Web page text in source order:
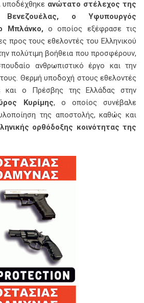
υποδέχθηκε ανώτατο στέλεχος της
ο Υφυπουργός
Μπλάνκο, ο οποίος εξέφρασε τις
προς τους εθελοντές του Ελληνικού
πολύτιμη βοήθεια που προσφέρουν,
ανθρωπιστικό έργο και την
Θερμή υποδοχή στους εθελοντές
και ο Πρέσβης της Ελλάδας στην
Κυρίμης, ο οποίος συνέβαλε
της αποστολής, καθώς και
ορθόδοξης κοινότητας της